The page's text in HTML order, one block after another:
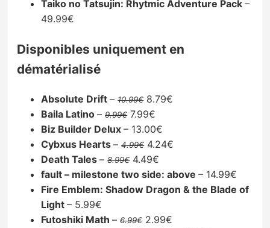
Taiko no Tatsujin: Rhytmic Adventure Pack–
49.99€
Disponibles uniquement en
dématérialisé
Absolute Drift–10.99€8.79€
Baila Latino–9.99€7.99€
Biz Builder Delux– 13.00€
Cybxus Hearts–4.99€4.24€
Death Tales–8.99€4.49€
fault – milestone two side: above– 14.99€
Fire Emblem: Shadow Dragon & the Blade of
Light– 5.99€
Futoshiki Math–6.99€2.99€